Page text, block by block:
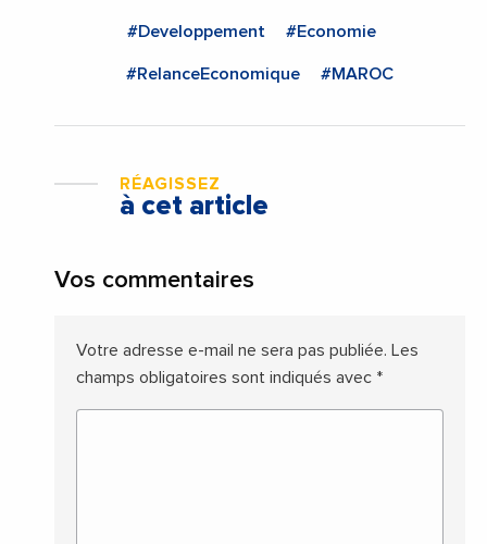
#Developpement #Economie
#RelanceEconomique #MAROC
RÉAGISSEZ
à cet article
Vos commentaires
Votre adresse e-mail ne sera pas publiée. Les
champs obligatoires sont indiqués avec *